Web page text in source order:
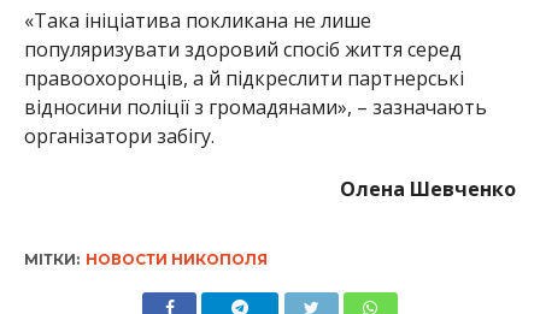
«Така ініціатива покликана не лише
популяризувати здоровий спосіб життя серед
правоохоронців, а й підкреслити партнерські
відносини поліції з громадянами», – зазначають
організатори забігу.
Олена Шевченко
МІТКИ: НОВОСТИ НИКОПОЛЯ